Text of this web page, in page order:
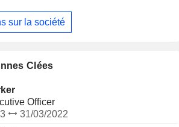
de fret et de courrier, avec des
interlignes disponibles dans le
tiers, qui exploitent ensemble
Airlines, Inc., Envoy Aviation Group
et Piedmont Airlines, Inc.
sur la société
Clées
Officer
31/03/2022